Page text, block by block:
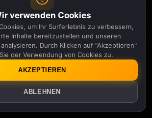
verwenden Cookies
um Ihr Surferlebnis zu verbessern,
Inhalte bereitzustellen und unseren
Durch Klicken auf "Akzeptieren"
der Verwendung von Cookies zu.
ABLEHNEN
AKZEPTIEREN